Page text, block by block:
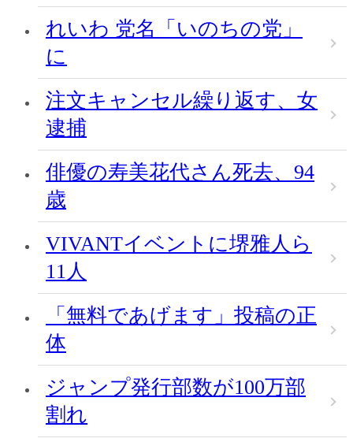
れいわ 党名「いのちの党」
に
注文キャンセル繰り返す、女
逮捕
俳優の寿美花代さん死去、94
歳
VIVANTイベントに堺雅人ら
11人
「無料であげます」投稿の正
体
ジャンプ発行部数が100万部
割れ